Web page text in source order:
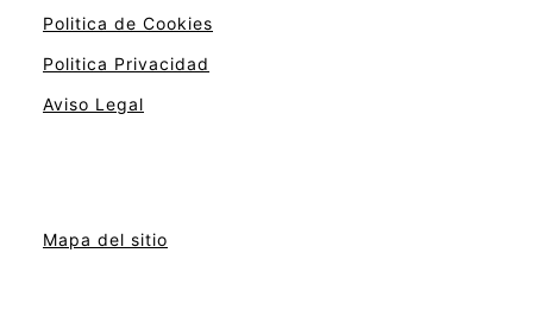
Politica de Cookies
Politica Privacidad
Aviso Legal
Mapa del sitio